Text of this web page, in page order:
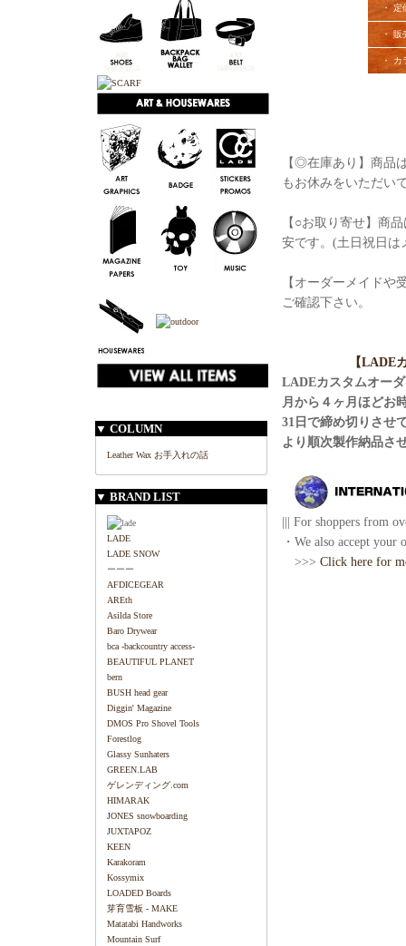
▼ COLUMN
Leather Wax お手入れの話
▼ BRAND LIST
LADE
LADE SNOW
ーーー
AFDICEGEAR
AREth
Asilda Store
Baro Drywear
bca -backcountry access-
BEAUTIFUL PLANET
bern
BUSH head gear
Diggin' Magazine
DMOS Pro Shovel Tools
Forestlog
Glassy Sunhaters
GREEN.LAB
ゲレンディング.com
HIMARAK
JONES snowboarding
JUXTAPOZ
KEEN
Karakoram
Kossymix
LOADED Boards
芽育雪板 - MAKE
Matatabi Handworks
Mountain Surf
・ 定
・ 販
・ カ
【◎在庫あり】商品
もお休みをいただい
【○お取り寄せ】商
安です。(土日祝日は
【オーダーメイド
ご確認下さい。
【LADE
LADEカスタムオー
月から４ヶ月ほどお
31日で締め切りさせ
より順次製作納品さ
||| For shoppers from
・We also accept your
>>> Click here for